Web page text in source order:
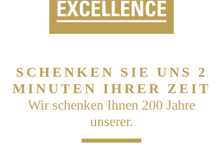
SCHENKEN SIE UNS 2
MINUTEN IHRER ZEIT
Wir schenken Ihnen 200 Jahre
unserer.